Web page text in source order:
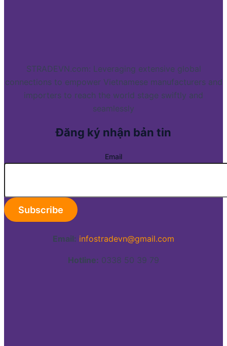
STRADEVN.com: Leveraging extensive global
connections to empower Vietnamese manufacturers and
importers to reach the world stage swiftly and
seamlessly
Đăng ký nhận bản tin
Email
Email: infostradevn@gmail.com
Hotline: 0338 50 39 79